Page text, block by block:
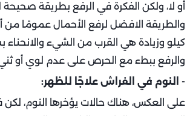
أو لا، ولكن الفكرة في الرفع بطريقة صحيحة
كيلو وزيادة هي القرب من الشيء
والرفع ببطء مع الحرص على عدم لوي أو
- النوم في الفراش علاجًا للظهر:
على العكس، هناك حالات يؤخرها النوم، لكن